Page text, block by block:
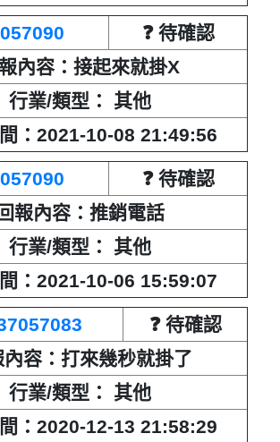
❓ 待確認
內容：響兩下就掛斷
行業/類型： 其他
：2021-04-01 14:44:34
❓ 待確認
：一個智商下限的電話
行業/類型： 其他
：2021-04-01 14:48:43
❓ 待確認
容：鬼扯李昌鈺騙人的
行業/類型： 其他
❓ 待確認
內容：接起來就掛X
行業/類型： 其他
：2021-10-08 21:49:56
❓ 待確認
回報內容：推銷電話
行業/類型： 其他
：2021-10-06 15:59:07
❓ 待確認
內容：打來幾秒就掛了
行業/類型： 其他
：2020-12-13 21:58:29